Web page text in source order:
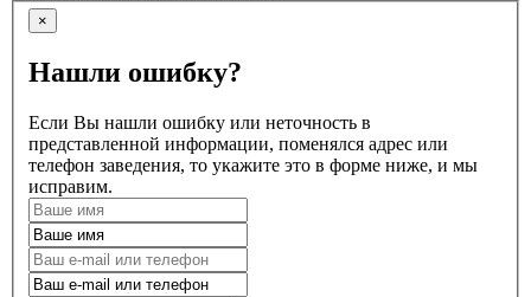
×
Нашли ошибку?
Если Вы нашли ошибку или неточность в
представленной информации, поменялся адрес или
телефон заведения, то укажите это в форме ниже, и мы
исправим.